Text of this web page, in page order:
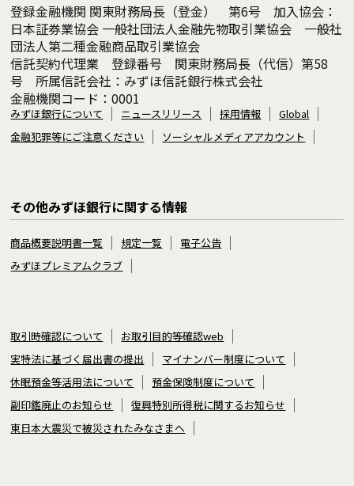
登録金融機関 関東財務局長（登金） 第6号 加入協会：
日本証券業協会 一般社団法人金融先物取引業協会 一般社
団法人第二種金融商品取引業協会
信託契約代理業 登録番号 関東財務局長（代信）第58
号 所属信託会社：みずほ信託銀行株式会社
金融機関コード：0001
みずほ銀行について ニュースリリース 採用情報
Global
金融犯罪等にご注意ください
ソーシャルメディアアカウント
その他みずほ銀行に関する情報
商品概要説明書一覧 規定一覧
電子公告
みずほプレミアムクラブ
取引時確認について
お取引目的等確認web
実特法に基づく届出書の提出
マイナンバー制度について
休眠預金等活用法について
預金保険制度について
副印鑑廃止のお知らせ
復興特別所得税に関するお知らせ
東日本大震災で被災されたみなさまへ